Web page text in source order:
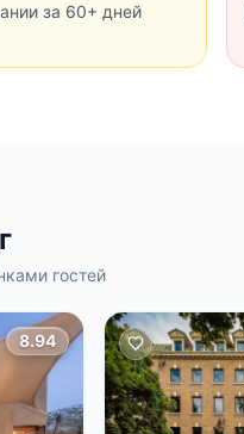
за 60+ дней
гостей
8.94